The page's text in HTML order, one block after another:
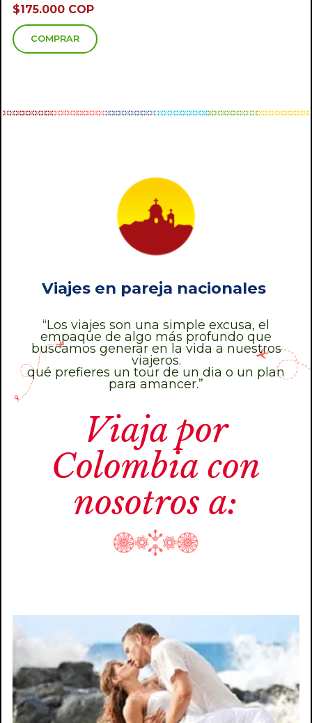
$175.000 COP
COMPRAR
Viajes en pareja nacionales
“Los viajes son una simple excusa, el
empaque de algo más profundo que
buscamos generar en la vida a nuestros
viajeros.
qué prefieres un tour de un dia o un plan
para amancer.”
Viaja por
Colombia con
nosotros a: